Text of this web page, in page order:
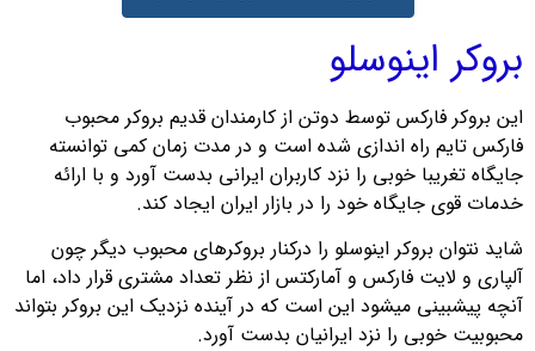
بروکر اینوسلو
این بروکر فارکس توسط دوتن از کارمندان قدیم بروکر محبوب
فارکس تایم راه اندازی شده است و در مدت زمان کمی توانسته
جایگاه تغریبا خوبی را نزد کاربران ایرانی بدست آورد و با ارائه
خدمات قوی جایگاه خود را در بازار ایران ایجاد کند.
شاید نتوان بروکر اینوسلو را درکنار بروکرهای محبوب دیگر چون
آلپاری و لایت فارکس و آمارکتس از نظر تعداد مشتری قرار داد، اما
آنچه پیشبینی میشود این است که در آینده نزدیک این بروکر بتواند
محبوبیت خوبی را نزد ایرانیان بدست آورد.